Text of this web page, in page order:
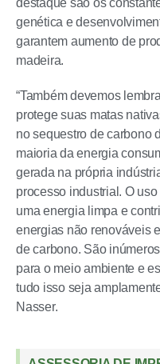
destaque são os
genética e
garantem aumento de
madeira.
“Também devemos
protege suas matas
no sequestro de carbono
maioria da energia
gerada na própria
processo industrial. O
uma energia limpa e
energias não renováveis
de carbono. São
para o meio ambiente e
tudo isso seja
Nasser.